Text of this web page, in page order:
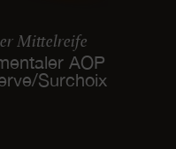
Mittelreife
AOP
Surchoix